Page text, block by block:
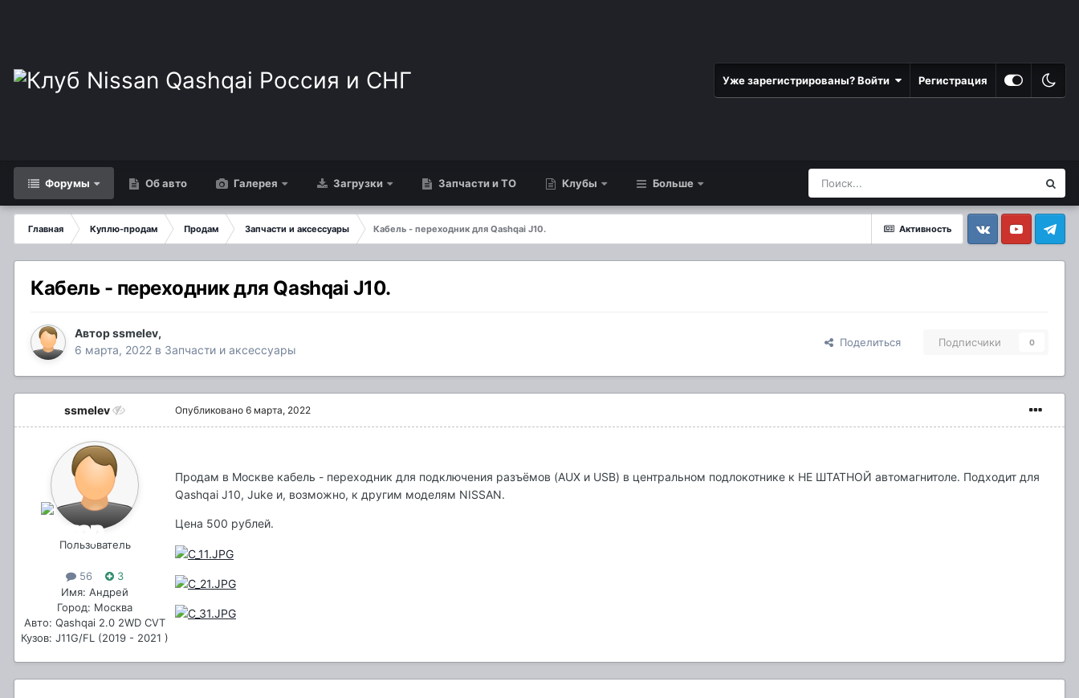
Уже зарегистрированы? Войти Регистрация
Форумы Об авто Галерея Загрузки Запчасти и ТО Клубы Больше
Активность
Главная Куплю-продам Продам Запчасти и аксессуары
Кабель - переходник для Qashqai J10.
VkontakteYouTube Telegram
Кабель - переходник для Qashqai J10.
Авторssmelev,
6 марта, 2022 в Запчасти и аксессуары
Поделиться Подписчики 0
ssmelev
Пользователь
56
3
Имя: Андрей
Город: Москва
Авто: Qashqai 2.0 2WD CVT
Кузов: J11G/FL (2019 - 2021 )
Опубликовано 6 марта, 2022
Продам в Москве кабель - переходник для подключения разъёмов (AUX и USB) в центральном подлокотнике к НЕ ШТАТНОЙ автомагнитоле. Подходит для
Qashqai J10, Juke и, возможно, к другим моделям NISSAN.
Цена 500 рублей.